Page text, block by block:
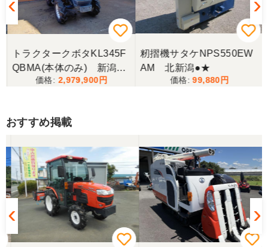
トラクタークボタKL345F
QBMA(本体のみ) 新潟●
2,979,900
籾摺機サタケNPS550EW
AM 北新潟●★
99,880
おすすめ掲載